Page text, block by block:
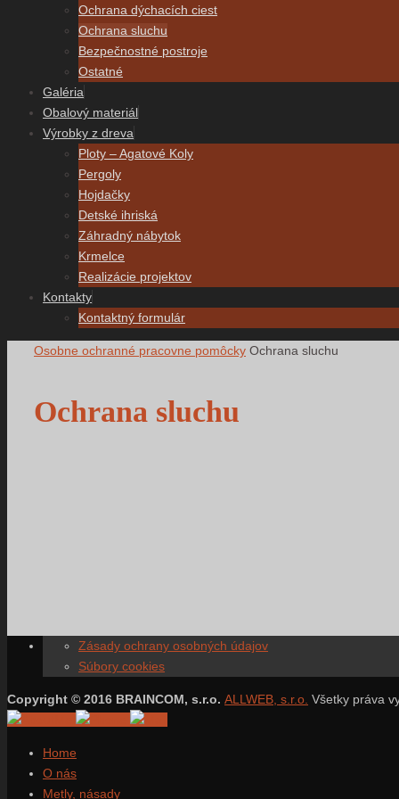
Ochrana dýchacích ciest
Ochrana sluchu
Bezpečnostné postroje
Ostatné
Galéria
Obalový materiál
Výrobky z dreva
Ploty – Agatové Koly
Pergoly
Hojdačky
Detské ihriská
Záhradný nábytok
Krmelce
Realizácie projektov
Kontakty
Kontaktný formulár
Home
Osobne ochranné pracovne pomôcky Ochrana sluchu
Ochrana sluchu
Zásady ochrany osobných údajov
Súbory cookies
Copyright © 2016 BRAINCOM, s.r.o. ALLWEB, s.r.o. Všetky práva
Home
O nás
Metly, násady